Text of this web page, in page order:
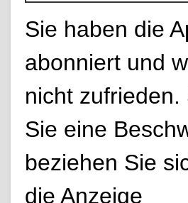
Sie haben die
abonniert und
nicht zufrieden.
Sie eine
beziehen Sie
die Anzeige